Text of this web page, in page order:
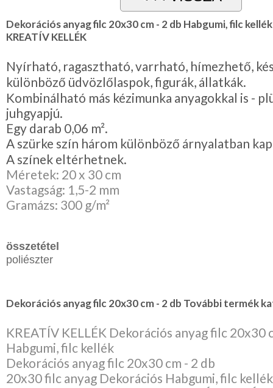
Dekorációs anyag filc 20x30 cm - 2 db Habgumi, filc
KREATÍV KELLÉK
Nyírható, ragasztható, varrható, hímezhető,
különböző üdvözlőlaspok, figurák, állatkák.
Kombinálható más kézimunka anyagokkal is -
juhgyapjú.
Egy darab 0,06 m².
A szürke szín három különböző árnyalatban
A színek eltérhetnek.
Méretek: 20 x 30 cm
Vastagság: 1,5-2 mm
Gramázs: 300 g/m²
összetétel
poliészter
Dekorációs anyag filc 20x30 cm - 2 db További termék
KREATÍV KELLÉK Dekorációs anyag filc 20x30
Habgumi, filc kellék
Dekorációs anyag filc 20x30 cm - 2 db
20x30 filc anyag Dekorációs Habgumi, filc kellék